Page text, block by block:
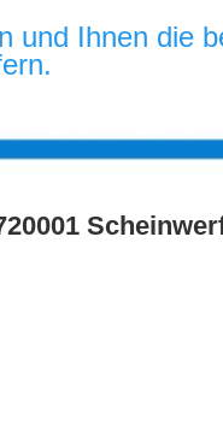
und Ihnen die